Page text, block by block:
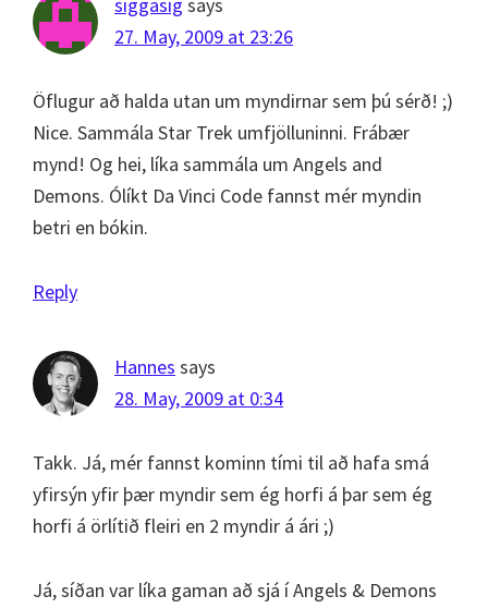
27. May, 2009 at 23:26
Öflugur að halda utan um myndirnar sem þú sérð! ;)
Nice. Sammála Star Trek umfjölluninni. Frábær
mynd! Og hei, líka sammála um Angels and
Demons. Ólíkt Da Vinci Code fannst mér myndin
betri en bókin.
Reply
Hannes says
28. May, 2009 at 0:34
Takk. Já, mér fannst kominn tími til að hafa smá
yfirsýn yfir þær myndir sem ég horfi á þar sem ég
horfi á örlítið fleiri en 2 myndir á ári ;)
Já, síðan var líka gaman að sjá í Angels & Demons